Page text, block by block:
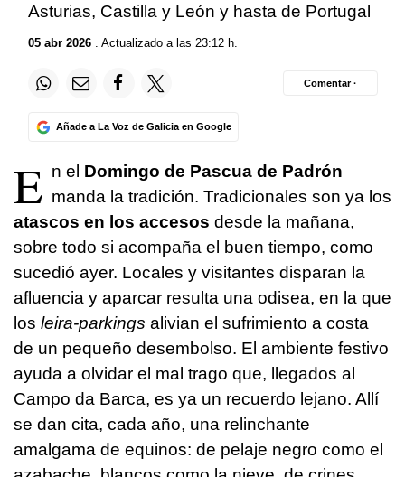
Asturias, Castilla y León y hasta de Portugal
05 abr 2026 . Actualizado a las 23:12 h.
Añade a La Voz de Galicia en Google
Comentar ·
E n el Domingo de Pascua de Padrón
manda la tradición. Tradicionales son ya los
atascos en los accesos desde la mañana,
sobre todo si acompaña el buen tiempo, como
sucedió ayer. Locales y visitantes disparan la
afluencia y aparcar resulta una odisea, en la que
los leira-parkings alivian el sufrimiento a costa
de un pequeño desembolso. El ambiente festivo
ayuda a olvidar el mal trago que, llegados al
Campo da Barca, es ya un recuerdo lejano. Allí
se dan cita, cada año, una relinchante
amalgama de equinos: de pelaje negro como el